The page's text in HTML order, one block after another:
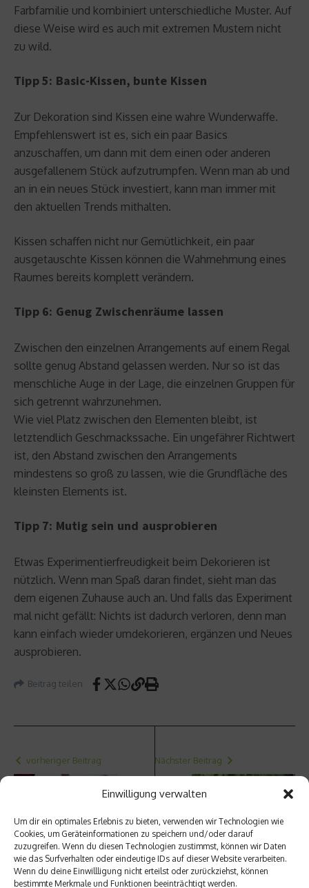
Einwilligung verwalten
Um dir ein optimales Erlebnis zu bieten, verwenden wir Technologien wie
Cookies, um Geräteinformationen zu speichern und/oder darauf
zuzugreifen. Wenn du diesen Technologien zustimmst, können wir Daten
wie das Surfverhalten oder eindeutige IDs auf dieser Website verarbeiten.
Wenn du deine Einwillligung nicht erteilst oder zurückziehst, können
bestimmte Merkmale und Funktionen beeinträchtigt werden.
Farbfamilie und kombiniert unterschiedliche Muster. Auf
diese Weise wird es auch mit extremen Mustern nicht
zu wild.
Tipp 5: Basic-Kissen, bunte Kissen
Zur Dekoration sind Kissen eine wahre Wunderwaffe.
Empfehlenswert ist es, sich ein paar Basics
anzuschaffen, um dann mit dem einen oder anderen
ausgefallenem Stück aufzutrumpfen. Wenn man ab und
an in ein neues Stück investiert, kann man immer mit
den aktuellen Trends mithalten.
Kissen schaffen nicht nur Gemütlichkeit, ein paar
ausgetauschte Kissen können die Wahrnehmung eines
Raumes bereits komplett verändern.
Tipp 6: Genug Zwischenräume lassen
Zwischen den einzelnen Arrangements auf einem Regal
sollte genug Abstand gelassen werden. Nur so ist das
menschliche Auge in der Lage, die einzelnen Gruppen für
sich getrennt wahrzunehmen.
Wie viel Platz zwischen den Elementen bleibt, ist
letztendlich Geschmackssache. Ein ungefährer Richtwert
ist, den Abstand zwischen den Arrangements
mindestens so groß zu lassen, wie die Grundfläche des
kleinsten Elements ist.
Tipp 7: Mutig sein und ausprobieren
Etwas Experimentierfreudigkeit beim Dekorieren ist
nützlich. Wenn man Spaß daran findet, sieht man das
dem eigenen Zuhause auch an. Und falls das Experiment
mal nicht gefällt: Nichts ist dadurch verloren, denn man
kann einfach wieder umdekorieren, ergänzen und Neues
ausprobieren.
Beitrag teilen
vorheriger Beitrag
E-
Bikes
den im
Test
gut ab
Nächster Beitrag
Kräute
rbeet:
anlege
n,
nächst
es
Jahr